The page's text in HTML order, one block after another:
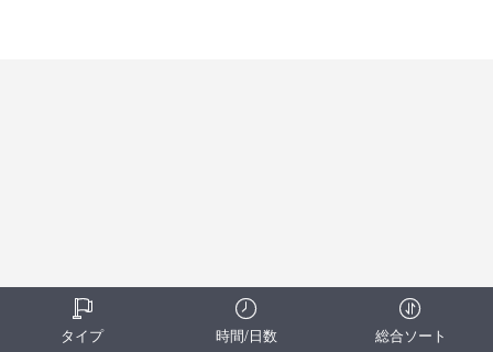
タイプ 時間/日数 総合ソート